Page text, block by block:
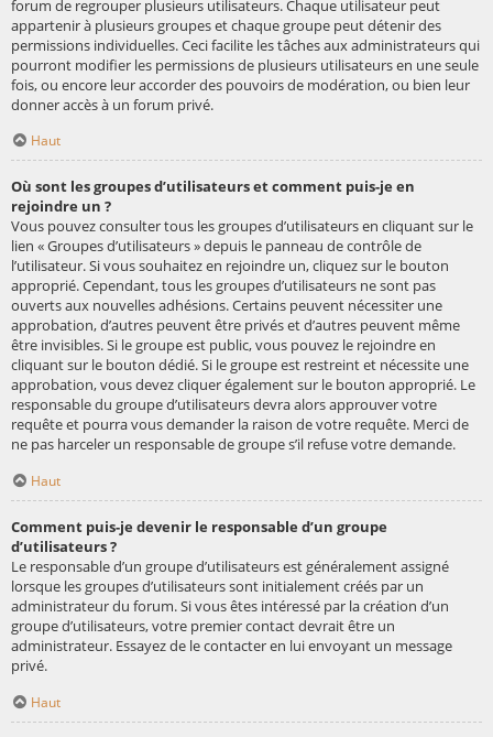
forum de regrouper plusieurs utilisateurs. Chaque utilisateur peut
appartenir à plusieurs groupes et chaque groupe peut détenir des
permissions individuelles. Ceci facilite les tâches aux administrateurs qui
pourront modifier les permissions de plusieurs utilisateurs en une seule
fois, ou encore leur accorder des pouvoirs de modération, ou bien leur
donner accès à un forum privé.
Haut
Où sont les groupes d’utilisateurs et comment puis-je en
rejoindre un ?
Vous pouvez consulter tous les groupes d’utilisateurs en cliquant sur le
lien « Groupes d’utilisateurs » depuis le panneau de contrôle de
l’utilisateur. Si vous souhaitez en rejoindre un, cliquez sur le bouton
approprié. Cependant, tous les groupes d’utilisateurs ne sont pas
ouverts aux nouvelles adhésions. Certains peuvent nécessiter une
approbation, d’autres peuvent être privés et d’autres peuvent même
être invisibles. Si le groupe est public, vous pouvez le rejoindre en
cliquant sur le bouton dédié. Si le groupe est restreint et nécessite une
approbation, vous devez cliquer également sur le bouton approprié. Le
responsable du groupe d’utilisateurs devra alors approuver votre
requête et pourra vous demander la raison de votre requête. Merci de
ne pas harceler un responsable de groupe s’il refuse votre demande.
Haut
Comment puis-je devenir le responsable d’un groupe
d’utilisateurs ?
Le responsable d’un groupe d’utilisateurs est généralement assigné
lorsque les groupes d’utilisateurs sont initialement créés par un
administrateur du forum. Si vous êtes intéressé par la création d’un
groupe d’utilisateurs, votre premier contact devrait être un
administrateur. Essayez de le contacter en lui envoyant un message
privé.
Haut